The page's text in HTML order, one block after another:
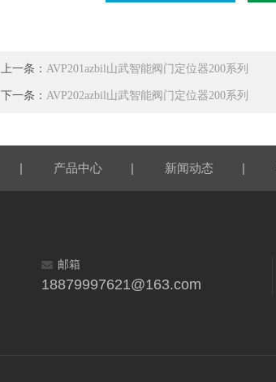
上一条： AVP201azbil山武智能阀门定位器200系列
下一条： AVP202azbil山武智能阀门定位器200系列
| 产品中心 | 新闻动态 |
邮箱
18879997621@163.com